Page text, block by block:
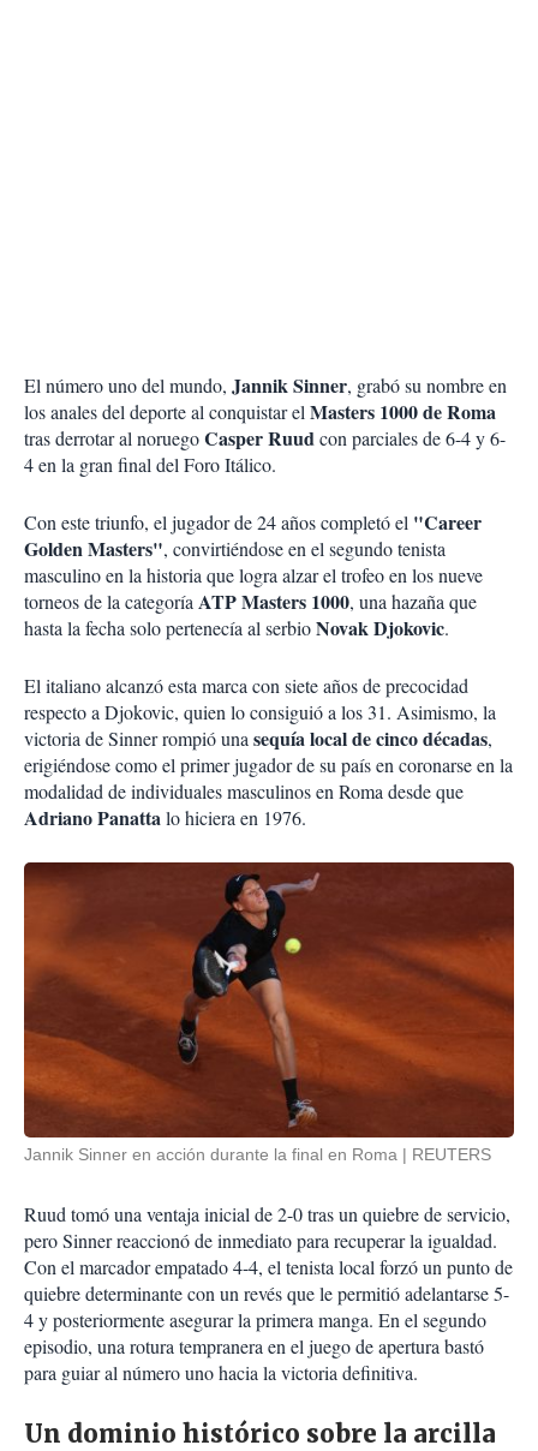
El número uno del mundo, Jannik Sinner, grabó su nombre en
los anales del deporte al conquistar elMasters 1000 de Roma
tras derrotar al noruegoCasper Ruudcon parciales de 6-4 y 6-
4 en la gran final del Foro Itálico.
Con este triunfo, el jugador de 24 años completó el "Career
Golden Masters", convirtiéndose en el segundo tenista
masculino en la historia que logra alzar el trofeo en los nueve
torneos de la categoríaATP Masters 1000, una hazaña que
hasta la fecha solo pertenecía al serbioNovak Djokovic.
El italiano alcanzó esta marca con siete años de precocidad
respecto a Djokovic, quien lo consiguió a los 31. Asimismo, la
victoria de Sinner rompió unasequía local de cinco décadas,
erigiéndose como el primer jugador de su país en coronarse en la
modalidad de individuales masculinos en Roma desde que
Adriano Panattalo hiciera en 1976.
Jannik Sinner en acción durante la final en Roma REUTERS
Ruud tomó una ventaja inicial de 2-0 tras un quiebre de servicio,
pero Sinner reaccionó de inmediato para recuperar la igualdad.
Con el marcador empatado 4-4, el tenista local forzó un punto de
quiebre determinante con un revés que le permitió adelantarse 5-
4 y posteriormente asegurar la primera manga. En el segundo
episodio, una rotura tempranera en el juego de apertura bastó
para guiar al número uno hacia la victoria definitiva.
Un dominio histórico sobre la arcilla